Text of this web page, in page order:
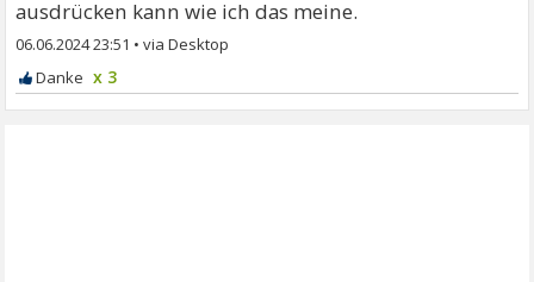
ausdrücken kann wie ich das meine.
06.06.2024 23:51 •
x 3